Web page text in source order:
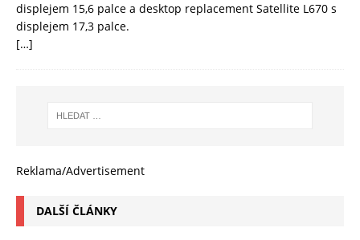
displejem 15,6 palce a desktop replacement Satellite L670 s
displejem 17,3 palce.
[…]
Reklama/Advertisement
DALŠÍ ČLÁNKY